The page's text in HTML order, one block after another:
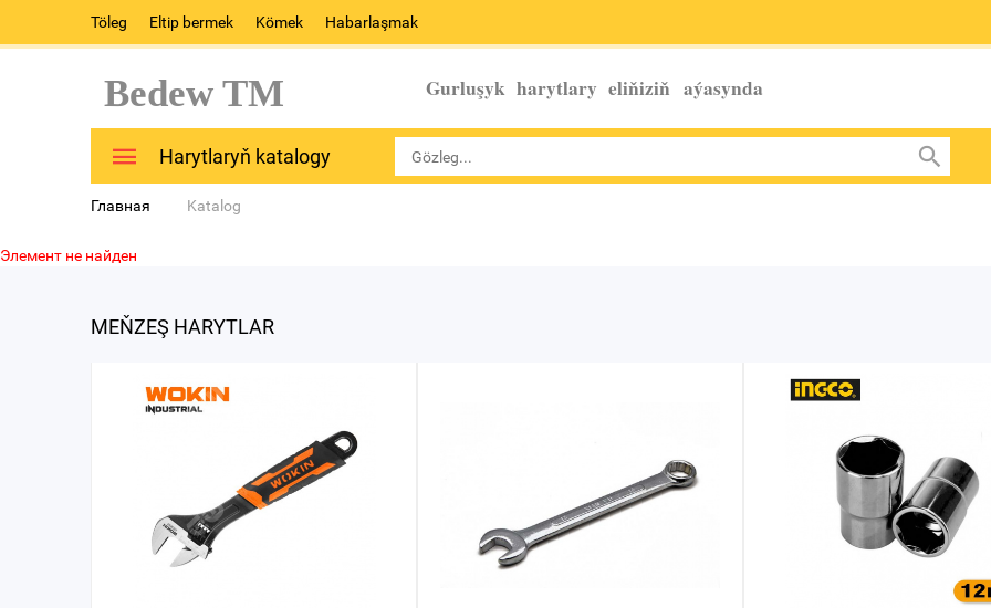
Töleg Eltip bermek Kömek Habarlaşmak
Bedew TM Gurluşyk harytlary eliňiziň aýasynda
Harytlaryň katalogy
Главная Katalog
Элемент не найден
MEŇZEŞ HARYTLAR